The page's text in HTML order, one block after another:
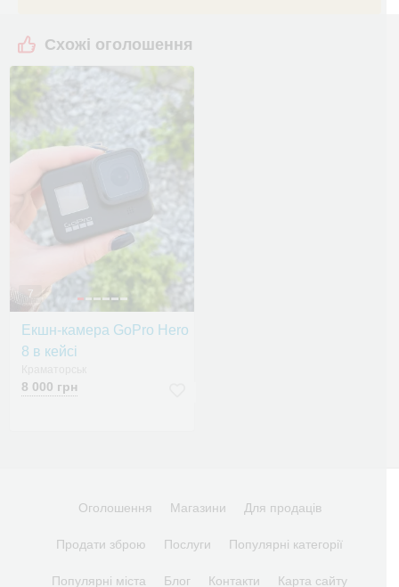
Схожі оголошення
7
Екшн-камера GoPro Hero
8 в кейсі
8 000 грн
Оголошення Магазини Для продаців
Продати зброю Послуги Популярні категорії
Популярні міста Блог Контакти Карта сайту